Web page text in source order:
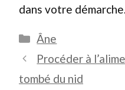
dans votre démarche.
Catégories
Âne
Procéder à
tombé du nid